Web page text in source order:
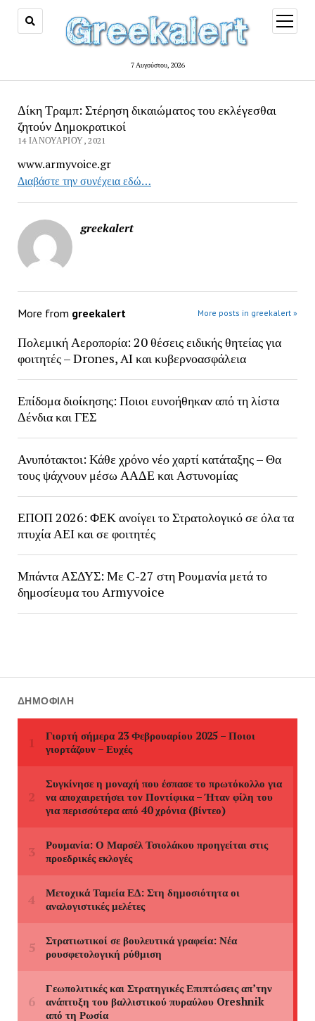
7 Αυγούστου, 2026
open
menu
Δίκη Τραμπ: Στέρηση δικαιώματος του εκλέγεσθαι
ζητούν Δημοκρατικοί
14 ΙΑΝΟΥΑΡΊΟΥ, 2021
www.armyvoice.gr
Διαβάστε την συνέχεια εδώ…
greekalert
More from greekalert More posts in greekalert »
Πολεμική Αεροπορία: 20 θέσεις ειδικής θητείας για
φοιτητές – Drones, AI και κυβερνοασφάλεια
Επίδομα διοίκησης: Ποιοι ευνοήθηκαν από τη λίστα
Δένδια και ΓΕΣ
Ανυπότακτοι: Κάθε χρόνο νέο χαρτί κατάταξης – Θα
τους ψάχνουν μέσω ΑΑΔΕ και Αστυνομίας
ΕΠΟΠ 2026: ΦΕΚ ανοίγει το Στρατολογικό σε όλα τα
πτυχία ΑΕΙ και σε φοιτητές
Μπάντα ΑΣΔΥΣ: Με C-27 στη Ρουμανία μετά το
δημοσίευμα του Armyvoice
ΔΗΜΟΦΙΛΉ